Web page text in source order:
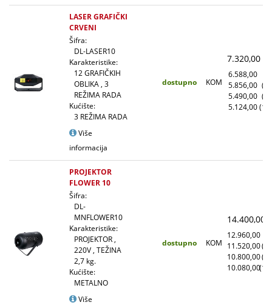
LASER GRAFIČKI
CRVENI
Šifra:
DL-LASER10
Karakteristike:
12 GRAFIČKIH
OBLIKA , 3
REŽIMA RADA
Kućište:
3 REŽIMA RADA
Više
informacija
dostupno KOM
7.320,00
6.588,00
5.856,00
5.490,00
5.124,00
PROJEKTOR
FLOWER 10
Šifra:
DL-
MNFLOWER10
Karakteristike:
PROJEKTOR ,
220V , TEŽINA
2,7 kg.
Kućište:
METALNO
Više
dostupno KOM
14.400,00
12.960,00
11.520,00
10.800,00
10.080,00